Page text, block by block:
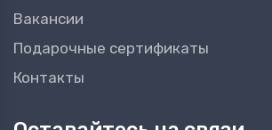
Вакансии
Подарочные сертификаты
Контакты